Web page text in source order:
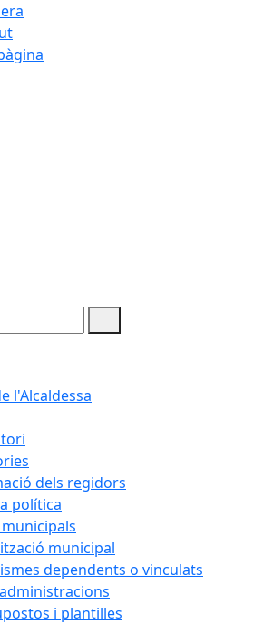
l'Alcaldessa
dels regidors
política
municipal
dependents o vinculats
i plantilles